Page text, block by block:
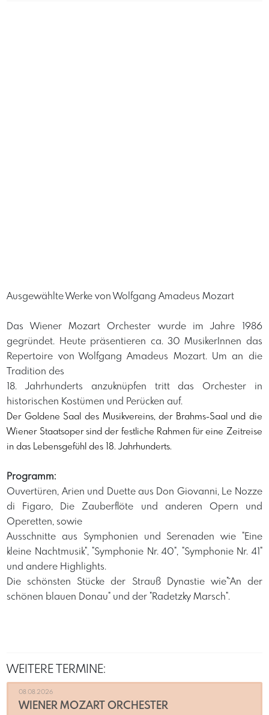
Ausgewählte Werke von Wolfgang Amadeus Mozart
Das Wiener Mozart Orchester wurde im Jahre 1986
gegründet. Heute präsentieren ca. 30 MusikerInnen das
Repertoire von Wolfgang Amadeus Mozart. Um an die
Tradition des
18. Jahrhunderts anzuknüpfen tritt das Orchester in
historischen Kostümen und Perücken auf.
Der Goldene Saal des Musikvereins, der Brahms-Saal und die
Wiener Staatsoper sind der festliche Rahmen für eine Zeitreise
in das Lebensgefühl des 18. Jahrhunderts.
Programm:
Ouvertüren, Arien und Duette aus Don Giovanni, Le Nozze
di Figaro, Die Zauberflöte und anderen Opern und
Operetten, sowie
Ausschnitte aus Symphonien und Serenaden wie "Eine
kleine Nachtmusik", "Symphonie Nr. 40", "Symphonie Nr. 41"
und andere Highlights.
Die schönsten Stücke der Strauß Dynastie wie"´An der
schönen blauen Donau" und der "Radetzky Marsch".
WEITERE TERMINE:
08.08.2026
WIENER MOZART ORCHESTER